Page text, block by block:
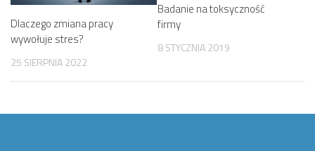
Dlaczego zmiana pracy
wywołuje stres?
25 SIERPNIA 2022
Badanie na toksyczność
firmy
8 STYCZNIA 2019